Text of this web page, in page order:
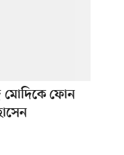
মোদিকে ফোন